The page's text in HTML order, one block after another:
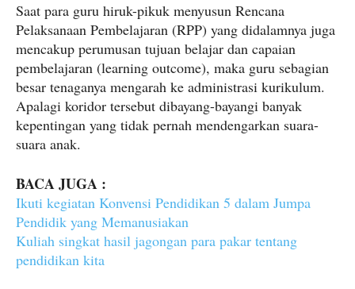
Saat para guru hiruk-pikuk menyusun Rencana
Pelaksanaan Pembelajaran (RPP) yang didalamnya juga
mencakup perumusan tujuan belajar dan capaian
pembelajaran (learning outcome), maka guru sebagian
besar tenaganya mengarah ke administrasi kurikulum.
Apalagi koridor tersebut dibayang-bayangi banyak
kepentingan yang tidak pernah mendengarkan suara-
suara anak.
BACA JUGA :
Ikuti kegiatan Konvensi Pendidikan 5 dalam Jumpa
Pendidik yang Memanusiakan
Kuliah singkat hasil jagongan para pakar tentang
pendidikan kita